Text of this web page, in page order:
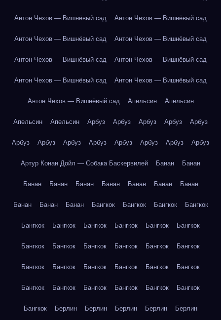
Антон Чехов — Вишнёвый сад Антон Чехов — Вишнёвый сад
Антон Чехов — Вишнёвый сад Антон Чехов — Вишнёвый сад
Антон Чехов — Вишнёвый сад Антон Чехов — Вишнёвый сад
Антон Чехов — Вишнёвый сад Антон Чехов — Вишнёвый сад
Антон Чехов — Вишнёвый сад Апельсин Апельсин
Апельсин Апельсин Арбуз Арбуз Арбуз Арбуз Арбуз
Арбуз Арбуз Арбуз Арбуз Арбуз Арбуз Арбуз Арбуз
Артур Конан Дойл — Собака Баскервилей Банан Банан
Банан Банан Банан Банан Банан Банан Банан
Банан Банан Банан Бангкок Бангкок Бангкок Бангкок
Бангкок Бангкок Бангкок Бангкок Бангкок Бангкок
Бангкок Бангкок Бангкок Бангкок Бангкок Бангкок
Бангкок Бангкок Бангкок Бангкок Бангкок Бангкок
Бангкок Бангкок Бангкок Бангкок Бангкок Бангкок
Бангкок Берлин Берлин Берлин Берлин Берлин